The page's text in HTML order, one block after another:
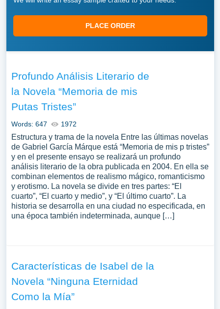
PLACE ORDER
Profundo Análisis Literario de
la Novela “Memoria de mis
Putas Tristes”
Words: 647 1972
Estructura y trama de la novela Entre las últimas novelas
de Gabriel García Márque está “Memoria de mis p tristes”
y en el presente ensayo se realizará un profundo
análisis literario de la obra publicada en 2004. En ella se
combinan elementos de realismo mágico, romanticismo
y erotismo. La novela se divide en tres partes: “El
cuarto”, “El cuarto y medio”, y “El último cuarto”. La
historia se desarrolla en una ciudad no especificada, en
una época también indeterminada, aunque […]
Características de Isabel de la
Novela “Ninguna Eternidad
Como la Mía”